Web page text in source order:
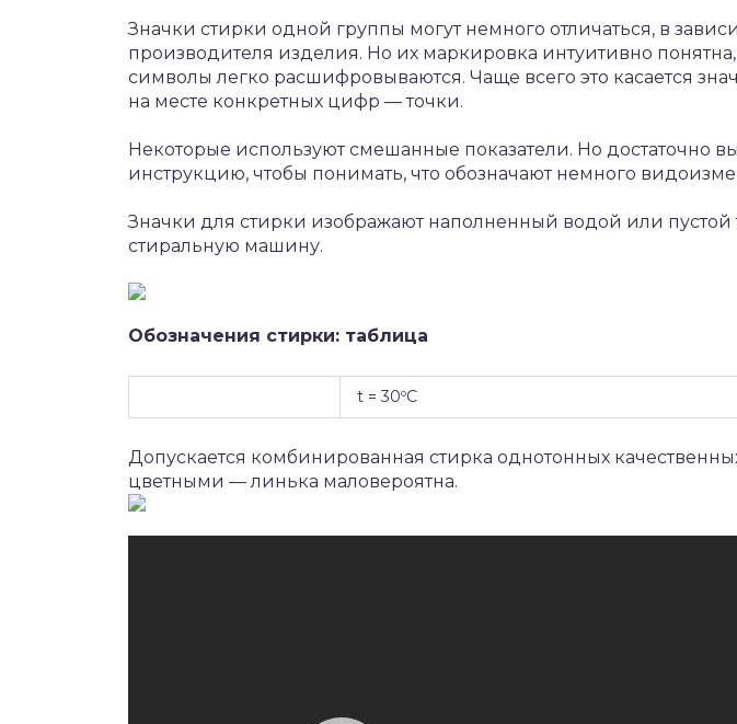
Значки стирки одной группы могут немного отличаться, в
производителя изделия. Но их маркировка интуитивно
символы легко расшифровываются. Чаще всего это касается
на месте конкретных цифр — точки.
Некоторые используют смешанные показатели. Но достаточно
инструкцию, чтобы понимать, что обозначают немного
Значки для стирки изображают наполненный водой или пустой
стиральную машину.
Обозначения стирки: таблица
t = 30ºC
Допускается комбинированная стирка однотонных
цветными — линька маловероятна.